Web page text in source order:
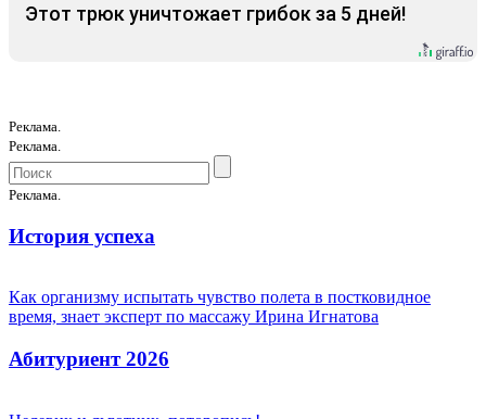
Этот трюк уничтожает грибок за 5 дней!
Реклама.
Реклама.
Реклама.
История успеха
Как организму испытать чувство полета в постковидное
время, знает эксперт по массажу Ирина Игнатова
Абитуриент 2026